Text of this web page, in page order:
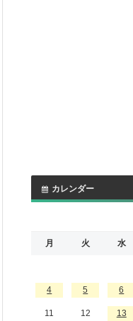
カレンダー
月
火 水
4 5 6
11 12 13